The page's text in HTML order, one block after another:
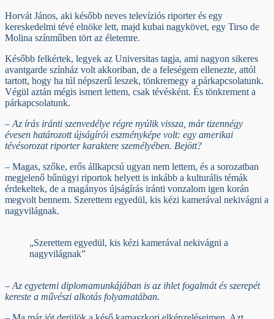
Horvát János, aki később neves televíziós riporter és egy
kereskedelmi tévé elnöke lett, majd kubai nagykövet, egy Tirso de
Molina színműben tört az életemre.
Később felkértek, legyek az Universitas tagja, ami nagyon sikeres
avantgarde színház volt akkoriban, de a feleségem ellenezte, attól
tartott, hogy ha túl népszerű leszek, tönkremegy a párkapcsolatunk.
Végül aztán mégis ismert lettem, csak tévésként. És tönkrement a
párkapcsolatunk.
– Az írás iránti szenvedélye régre nyúlik vissza, mártizennégy
évesen határozott újságírói eszményképe volt: egy amerikai
tévésorozat riporter karaktere személyében. Bejött?
– Magas, szőke, erős állkapcsú ugyan nem lettem, és a sorozatban
megjelenő bűnügyi riportok helyett is inkább a kulturális témák
érdekeltek, de a magányos újságírás iránti vonzalom igen korán
megvolt bennem. Szerettem egyedül, kis kézi kamerával nekivágni a
nagyvilágnak.
„Szerettem egyedül, kis kézi kamerával nekivágni a
nagyvilágnak”
– Az egyetemi diplomamunkájában is az ihlet fogalmát és szerepét
kereste a művészi alkotás folyamatában.